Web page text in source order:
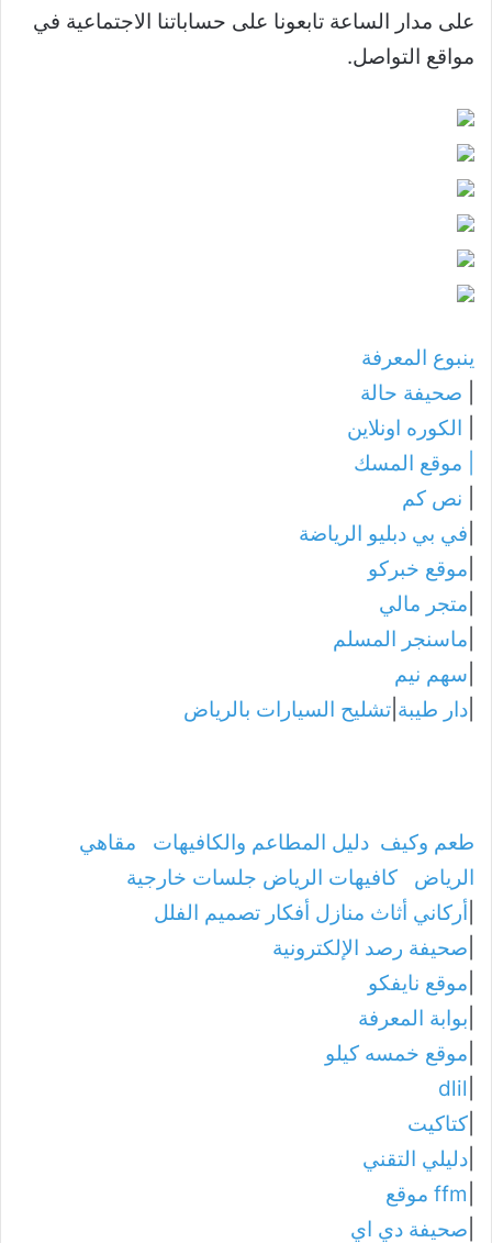
على مدار الساعة تابعونا على حساباتنا الاجتماعية في
مواقع التواصل.
ينبوع المعرفة
صحيفة حالة
الكوره اونلاين
موقع المسك
نص كم
في بي دبليو الرياضة
موقع خبركو
متجر مالي
ماسنجر المسلم
سهم نيم
دار طيبة تشليح السيارات بالرياض
طعم وكيف دليل المطاعم والكافيهات
مقاهي
الرياض
كافيهات الرياض جلسات خارجية
أركاني أثاث منازل أفكار تصميم الفلل
صحيفة رصد الإلكترونية
موقع نايفكو
بوابة المعرفة
موقع خمسه كيلو
dlil
كتاكيت
دليلي التقني
ffm موقع
صحيفة دي اي